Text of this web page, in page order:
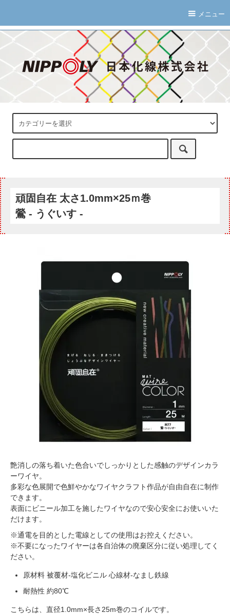
メニュー
頑固自在 太さ1.0mm×25ｍ巻
鶯 - うぐいす -
艶消しの落ち着いた色合いでしっかりとした感触のデザインカラ
ーワイヤ。
多彩な色展開で色鮮やかなワイヤクラフト作品が自由自在に制作
できます。
表面にビニール加工を施したワイヤなので安心安全にお使いいた
だけます。
※通電を目的とした電線としての使用はお控えください。
※不要になったワイヤーは各自治体の廃棄区分に従い処理してく
ださい。
原材料 被覆材-塩化ビニル 心線材-なまし鉄線
耐熱性 約80℃
こちらは、直径1.0mm×長さ25m巻のコイルです。